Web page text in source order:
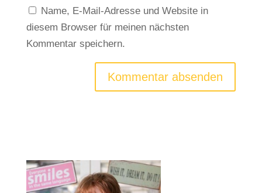
Name, E-Mail-Adresse und Website in
diesem Browser für meinen nächsten
Kommentar speichern.